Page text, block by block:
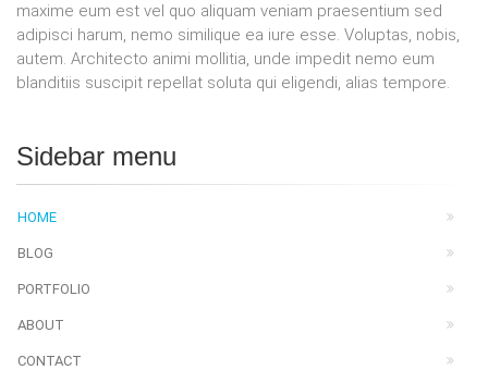
maxime eum est vel quo aliquam veniam praesentium sed
adipisci harum, nemo similique ea iure esse. Voluptas, nobis,
autem. Architecto animi mollitia, unde impedit nemo eum
blanditiis suscipit repellat soluta qui eligendi, alias tempore.
Sidebar menu
HOME
BLOG
PORTFOLIO
ABOUT
CONTACT